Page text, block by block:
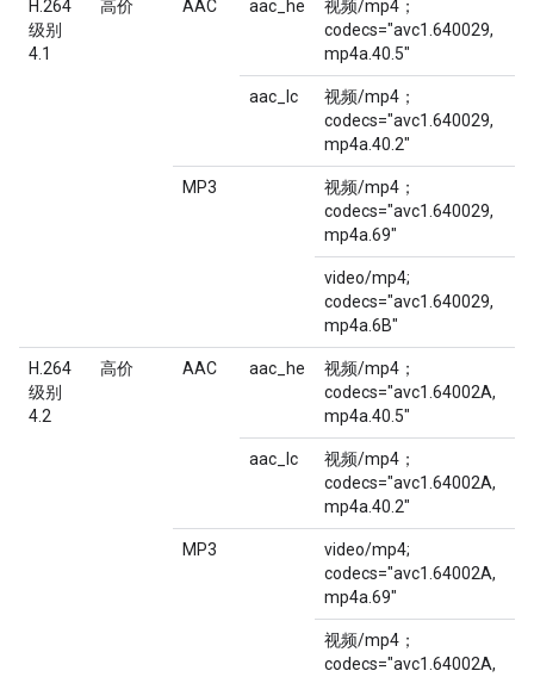
H.264
级别
4.1
高价 AAC aac_he
视频/mp4；
codecs="avc1.640029,
mp4a.40.5"
aac_lc
视频/mp4；
codecs="avc1.640029,
mp4a.40.2"
MP3
视频/mp4；
codecs="avc1.640029,
mp4a.69"
video/mp4;
codecs="avc1.640029,
mp4a.6B"
H.264
级别
4.2
高价 AAC aac_he
视频/mp4；
codecs="avc1.64002A,
mp4a.40.5"
aac_lc
视频/mp4；
codecs="avc1.64002A,
mp4a.40.2"
MP3
video/mp4;
codecs="avc1.64002A,
mp4a.69"
视频/mp4；
codecs="avc1.64002A,